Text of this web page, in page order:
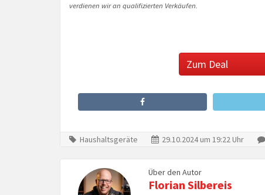
verdienen wir an qualifizierten Verkäufen.
Zum Deal
Haushaltsgeräte 29.10.2024 um 19:22 Uhr
Über den Autor
Florian Silbereis